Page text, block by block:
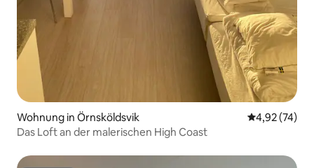
Wohnung in Örnsköldsvik
4,92 (74)
Das Loft an der malerischen High Coast